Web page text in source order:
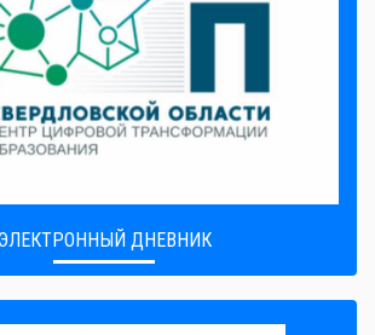
ЭЛЕКТРОННЫЙ ДНЕВНИК